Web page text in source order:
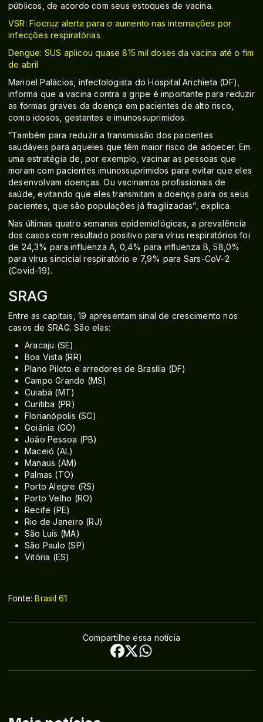
públicos, de acordo com seus estoques de vacina.
VSR: Fiocruz alerta para o aumento nas internações por
infecções respiratórias
Dengue: SUS aplicou quase 815 mil doses da vacina até o fim
de abril
Manoel Palácios, infectologista do Hospital Anchieta (DF),
informa que a vacina contra a gripe é importante para reduzir
as formas graves da doença em pacientes de alto risco,
como idosos, gestantes e imunossuprimidos.
“Também para reduzir a transmissão dos pacientes
saudáveis para aqueles que têm maior risco de adoecer. Em
uma estratégia de, por exemplo, vacinar as pessoas que
moram com pacientes imunossuprimidos para evitar que eles
desenvolvam doenças. Ou vacinamos profissionais de
saúde, evitando que eles transmitam a doença para os seus
pacientes, que são populações já fragilizadas”, explica.
Nas últimas quatro semanas epidemiológicas, a prevalência
dos casos com resultado positivo para vírus respiratórios foi
de 24,3% para influenza A, 0,4% para influenza B, 58,0%
para vírus sincicial respiratório e 7,9% para Sars-CoV-2
(Covid-19).
SRAG
Entre as capitais, 19 apresentam sinal de crescimento nos
casos de SRAG. São elas:
Aracaju (SE)
Boa Vista (RR)
Plano Piloto e arredores de Brasília (DF)
Campo Grande (MS)
Cuiabá (MT)
Curitiba (PR)
Florianópolis (SC)
Goiânia (GO)
João Pessoa (PB)
Maceió (AL)
Manaus (AM)
Palmas (TO)
Porto Alegre (RS)
Porto Velho (RO)
Recife (PE)
Rio de Janeiro (RJ)
São Luís (MA)
São Paulo (SP)
Vitória (ES)
Fonte:Brasil 61
Compartilhe essa notícia